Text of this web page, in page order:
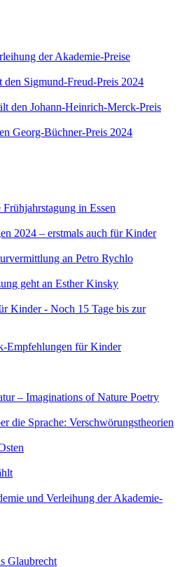
der Akademie-Preise
Sigmund-Freud-Preis 2024
den Johann-Heinrich-Merck-Preis
Georg-Büchner-Preis 2024
in Essen
2024 – erstmals auch für Kinder
an Petro Rychlo
geht an Esther Kinsky
Kinder - Noch 15 Tage bis zur
Empfehlungen für Kinder
– Imaginations of Nature Poetry
die Sprache: Verschwörungstheorien
und Verleihung der Akademie-
Glaubrecht